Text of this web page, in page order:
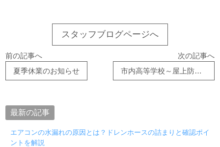
スタッフブログページへ
前の記事へ
夏季休業のお知らせ
次の記事へ
市内高等学校～屋上防水改修工事②～
最新の記事
エアコンの水漏れの原因とは？ドレンホースの詰まりと確認ポイ
ントを解説